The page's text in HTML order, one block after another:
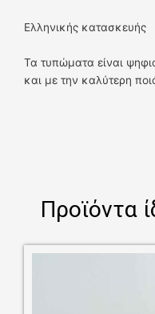
Ελληνικής κατασκευής
Τα τυπώματα είναι
και με την καλύτερη
Προϊόντα